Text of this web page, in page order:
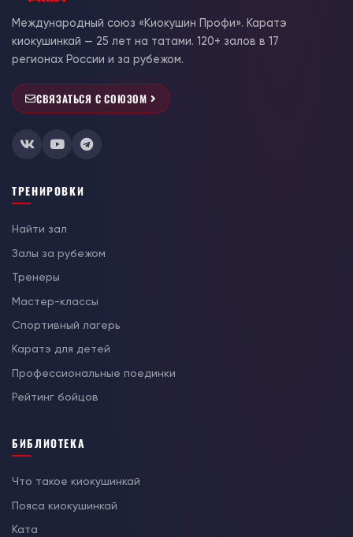
Международный союз «Киокушин Профи». Каратэ
киокушинкай — 25 лет на татами. 120+ залов в 17
регионах России и за рубежом.
СВЯЗАТЬСЯ С СОЮЗОМ
ТРЕНИРОВКИ
Найти зал
Залы за рубежом
Тренеры
Мастер-классы
Спортивный лагерь
Каратэ для детей
Профессиональные поединки
Рейтинг бойцов
БИБЛИОТЕКА
Что такое киокушинкай
Пояса киокушинкай
Ката